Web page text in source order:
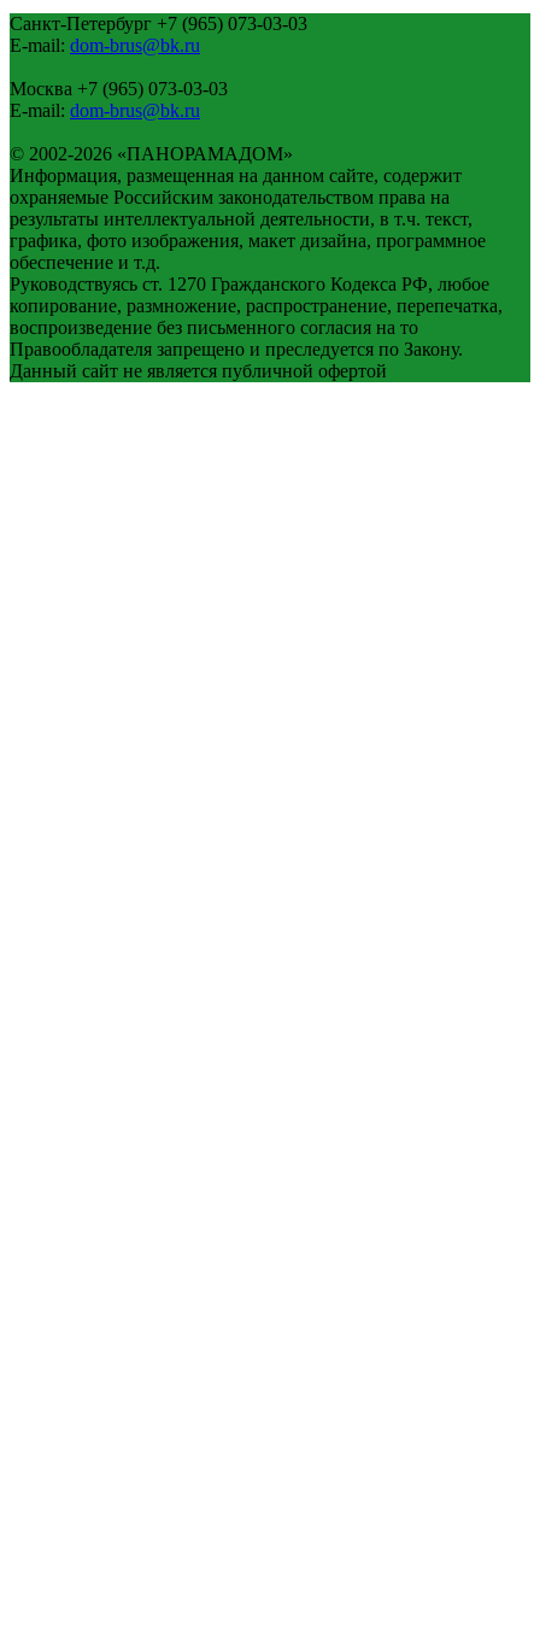
Санкт-Петербург +7 (965) 073-03-03
E-mail: dom-brus@bk.ru
Москва +7 (965) 073-03-03
E-mail: dom-brus@bk.ru
© 2002-2026 «ПАНОРАМАДОМ»
Информация, размещенная на данном сайте, содержит
охраняемые Российским законодательством права на
результаты интеллектуальной деятельности, в т.ч. текст,
графика, фото изображения, макет дизайна, программное
обеспечение и т.д.
Руководствуясь ст. 1270 Гражданского Кодекса РФ, любое
копирование, размножение, распространение, перепечатка,
воспроизведение без письменного согласия на то
Правообладателя запрещено и преследуется по Закону.
Данный сайт не является публичной офертой